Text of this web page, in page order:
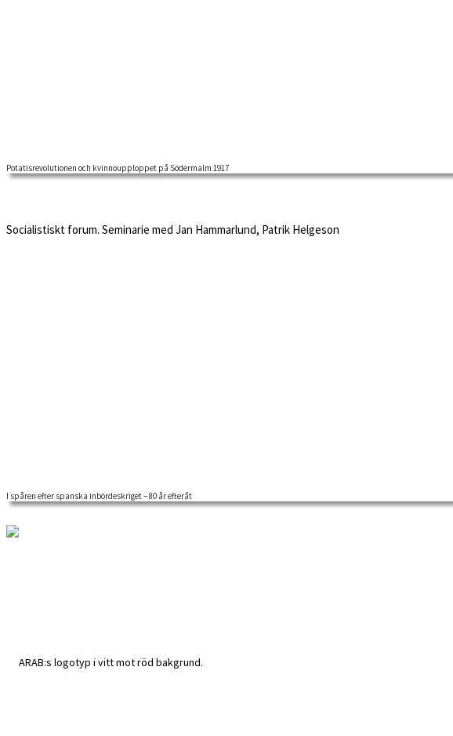
Socialistiskt forum. Seminarie med Håkan Blomqvist
Potatisrevolutionen och kvinnoupploppet på Södermalm 1917
Socialistiskt forum. Seminarie med Jan Hammarlund, Patrik Helgeson
I spåren efter spanska inbördeskriget – 80 år efteråt